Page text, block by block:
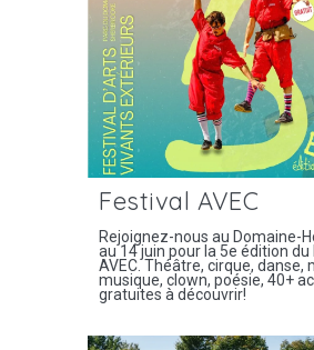
Festival AVEC
Rejoignez-nous au Domaine-
au 14 juin pour la 5e édition du
AVEC. Théâtre, cirque, danse,
musique, clown, poésie, 40+
gratuites à découvrir!